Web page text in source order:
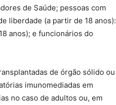
de Saúde; pessoas com
liberdade (a partir de 18 anos):
anos); e funcionários do
de órgão sólido ou
imunomediadas em
no caso de adultos ou, em